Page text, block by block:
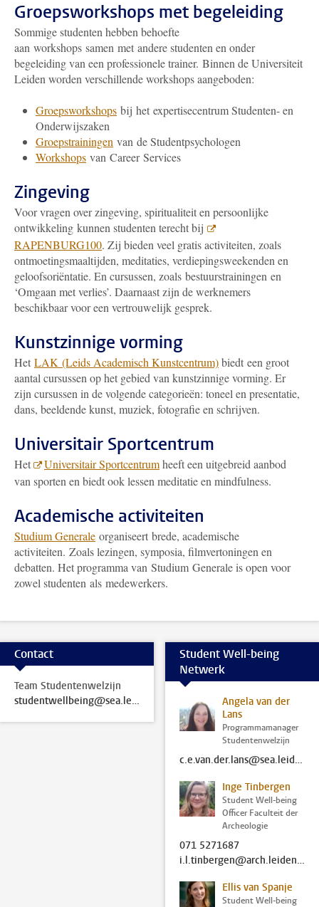
Groepsworkshops met begeleiding
Sommige studenten hebben behoefte
aan workshops samen met andere studenten en onder
begeleiding van een professionele trainer. Binnen de Universiteit
Leiden worden verschillende workshops aangeboden:
Groepsworkshops bij het expertisecentrum Studenten- en
Onderwijszaken
Groepstrainingen van de Studentpsychologen
Workshops van Career Services
Zingeving
Voor vragen over zingeving, spiritualiteit en persoonlijke
ontwikkeling kunnen studenten terecht bij
RAPENBURG100. Zij bieden veel gratis activiteiten, zoals
ontmoetingsmaaltijden, meditaties, verdiepingsweekenden en
geloofsoriëntatie. En cursussen, zoals bestuurstrainingen en
‘Omgaan met verlies’. Daarnaast zijn de werknemers
beschikbaar voor een vertrouwelijk gesprek.
Kunstzinnige vorming
Het LAK (Leids Academisch Kunstcentrum)biedt een groot
aantal cursussen op het gebied van kunstzinnige vorming. Er
zijn cursussen in de volgende categorieën: toneel en presentatie,
dans, beeldende kunst, muziek, fotografie en schrijven.
Universitair Sportcentrum
Het Universitair Sportcentrumheeft een uitgebreid aanbod
van sporten en biedt ook lessen meditatie en mindfulness.
Academische activiteiten
Studium Generale organiseert brede, academische
activiteiten. Zoals lezingen, symposia, filmvertoningen en
debatten. Het programma van Studium Generale is open voor
zowel studenten als medewerkers.
Contact
Team Studentenwelzijn
studentwellbeing@sea.leidenuniv.nl
Student Well-being
Netwerk
Angela van der
Lans
Programmamanager
Studentenwelzijn
c.e.van.der.lans@sea.leidenuniv.nl
Inge Tinbergen
Student Well-being
Officer Faculteit der
Archeologie
071 5271687
i.l.tinbergen@arch.leidenuniv.nl
Ellis van Spanje
Student Well-being